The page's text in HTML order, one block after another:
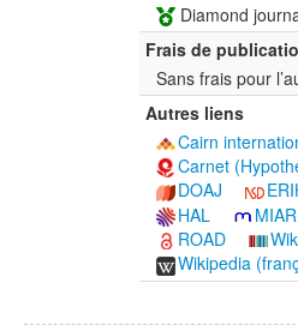
Diamond
Frais de
Sans frais pour
Autres liens
Cairn
Carnet
DOAJ
HAL
MIAR
ROAD
Wikipedia